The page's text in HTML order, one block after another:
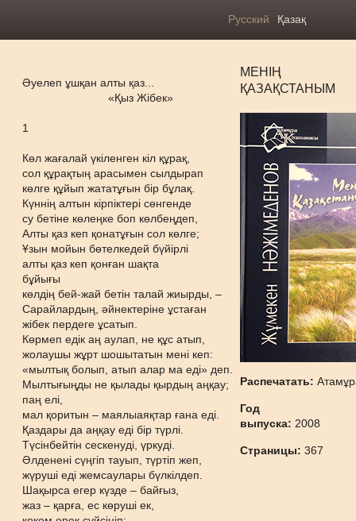
Русский Қазақ
Әуелеп ұшқан алты қаз...
«Қыз Жібек»
1
Көл жағалай үкіленген кіл құрақ,
сол құрақтың арасымен сылдырап
көлге құйып жататұғын бір бұлақ.
Күннің алтын кірпіктері сөнгенде
су бетіне көлеңке боп көлбеңдеп,
Алты қаз кеп қонатұғын сол көлге;
Ұзын мойын бөтелкедей бүйірлі
алты қаз кеп қонған шақта
бұйығы
көлдің бей-жай бетін талай жиырды, –
Сарайлардың, әйнектеріне ұстаған
жібек пердеге ұсатып.
Көрмеп едік аң аулап, не құс атып,
жолаушы жұрт шошытатын мені кеп:
«мылтық болып, атып алар ма еді» деп.
Мылтығыңды не қылады қырдың аңқау;
паң елі,
мал қоритын – маялыаяқтар ғана еді.
Қаздары да аңқау еді бір түрлі.
Түсінбейтін сескенуді, үркуді.
Әлденені сүңгіп тауып, түртіп жеп,
жүруші еді жемсаулары бүлкілдеп.
Шақырса егер күзде – байғыз,
жаз – қарға, ес көруші ек,
МЕНІҢ
ҚАЗАҚСТАНЫМ
Распечатать:
Год
выпуска: 2008
Страницы:367